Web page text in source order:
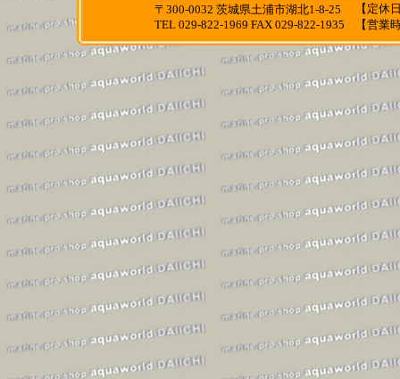
〒300-0032 茨城県土浦市湖北1-8-25
TEL 029-822-1969 FAX 029-822-1935
【定休
【営業